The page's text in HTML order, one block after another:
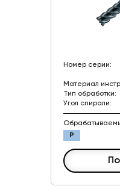
Номер серии:
Материал
Тип обработки:
Угол спирали:
P